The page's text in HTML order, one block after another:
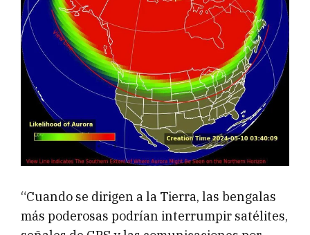
“Cuando se dirigen a la Tierra, las bengalas
más poderosas podrían interrumpir satélites,